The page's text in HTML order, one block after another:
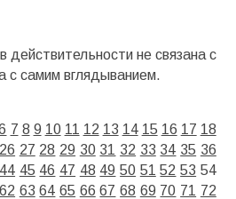
действительности не связана с
с самим вглядыванием.
7 8 9 10 11 12 13 14 15 16 17 18
26 27 28 29 30 31 32 33 34 35 36
44 45 46 47 48 49 50 51 52 53 54
62 63 64 65 66 67 68 69 70 71
72